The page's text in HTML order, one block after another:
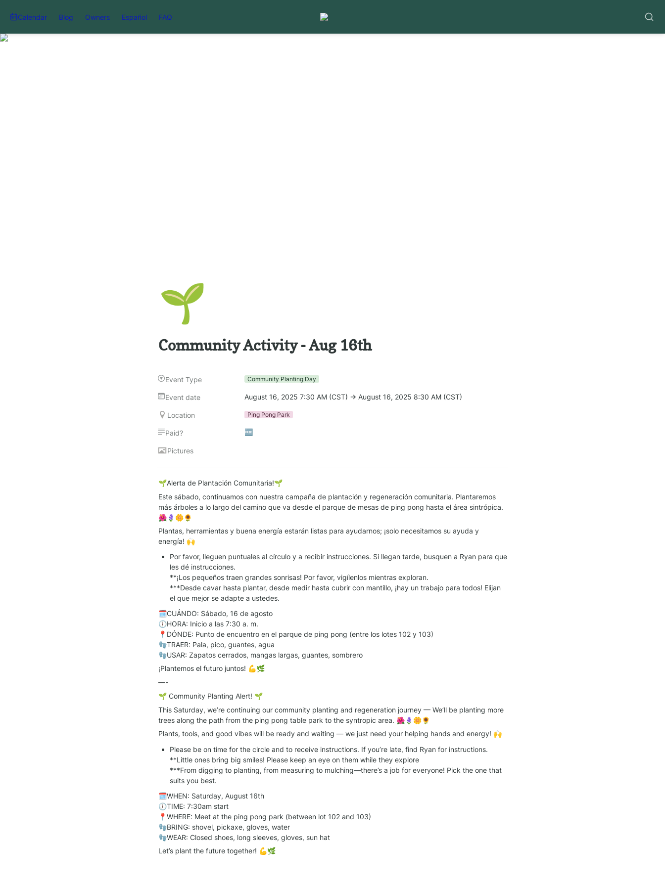
Calendar Blog Owners Español FAQ
🌱
Community Activity - Aug 16th
Event Type Community Planting Day
Event date August 16, 2025 7:30 AM (CST) → August 16, 2025 8:30 AM (CST)
Location Ping Pong Park
Paid? 🆓
Pictures
🌱Alerta de Plantación Comunitaria!🌱
Este sábado, continuamos con nuestra campaña de plantación y regeneración comunitaria. Plantaremos
más árboles a lo largo del camino que va desde el parque de mesas de ping pong hasta el área sintrópica.
🌺🪻🌼🌻
Plantas, herramientas y buena energía estarán listas para ayudarnos; ¡solo necesitamos su ayuda y
energía! 🙌
Por favor, lleguen puntuales al círculo y a recibir instrucciones. Si llegan tarde, busquen a Ryan para que
les dé instrucciones.
**¡Los pequeños traen grandes sonrisas! Por favor, vigílenlos mientras exploran.
***Desde cavar hasta plantar, desde medir hasta cubrir con mantillo, ¡hay un trabajo para todos! Elijan
el que mejor se adapte a ustedes.
🗓CUÁNDO: Sábado, 16 de agosto
🕕HORA: Inicio a las 7:30 a. m.
📍DÓNDE: Punto de encuentro en el parque de ping pong (entre los lotes 102 y 103)
🧤TRAER: Pala, pico, guantes, agua
🧤USAR: Zapatos cerrados, mangas largas, guantes, sombrero
¡Plantemos el futuro juntos! 💪🌿
—-
🌱 Community Planting Alert! 🌱
This Saturday, we’re continuing our community planting and regeneration journey — We’ll be planting more
trees along the path from the ping pong table park to the syntropic area. 🌺🪻🌼🌻
Plants, tools, and good vibes will be ready and waiting — we just need your helping hands and energy! 🙌
Please be on time for the circle and to receive instructions. If you’re late, find Ryan for instructions.
**Little ones bring big smiles! Please keep an eye on them while they explore
***From digging to planting, from measuring to mulching—there’s a job for everyone! Pick the one that
suits you best.
🗓WHEN: Saturday, August 16th
🕕TIME: 7:30am start
📍WHERE: Meet at the ping pong park (between lot 102 and 103)
🧤BRING: shovel, pickaxe, gloves, water
🧤WEAR: Closed shoes, long sleeves, gloves, sun hat
Let’s plant the future together! 💪🌿